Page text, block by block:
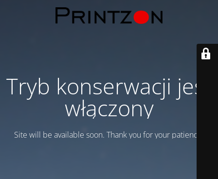
Tryb konserwacji jest
włączony
Site will be available soon. Thank you for your patience!